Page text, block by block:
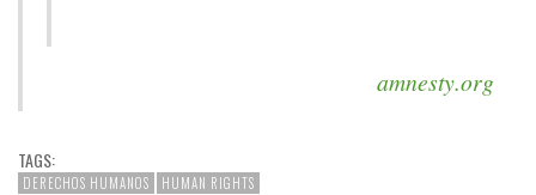
amnesty.org
TAGS:
DERECHOS HUMANOS HUMAN RIGHTS